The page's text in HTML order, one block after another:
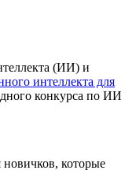
(ИИ) и
интеллекта для
конкурса по ИИ
новичков, которые